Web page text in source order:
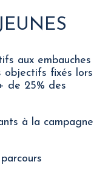
aux embauches
objectifs fixés lors
de 25% des
à la campagne